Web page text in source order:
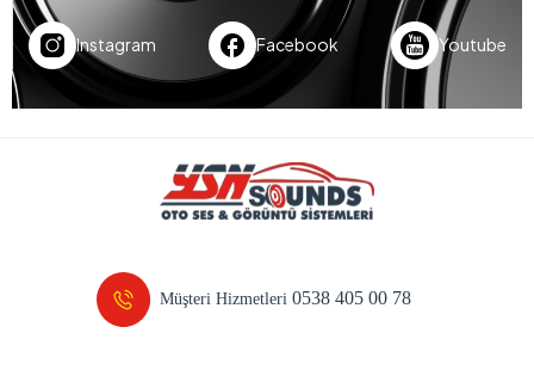
Instagram Facebook Youtube
Müşteri Hizmetleri0538 405 00 78